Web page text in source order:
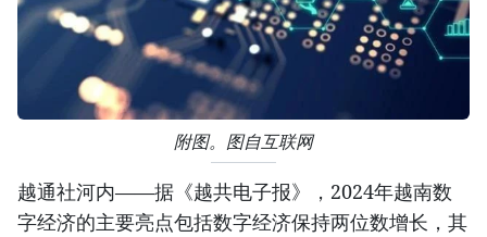
附图。图自互联网
越通社河内——据《越共电子报》，2024年越南数
字经济的主要亮点包括数字经济保持两位数增长，其